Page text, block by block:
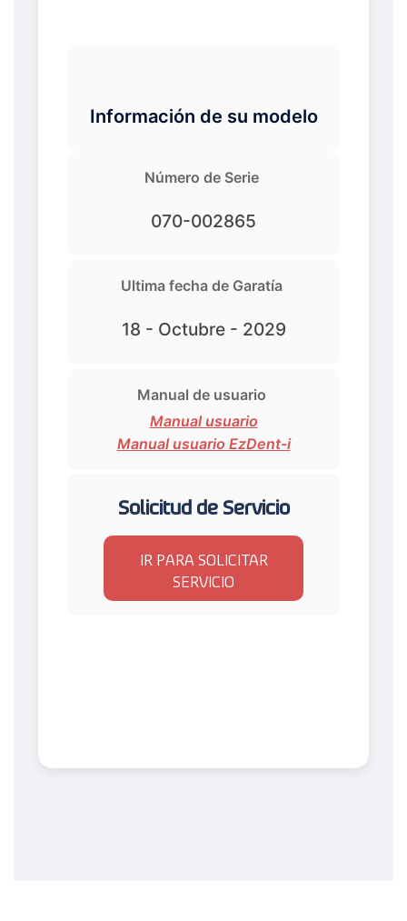
Información de su modelo
Número de Serie
070-002865
Ultima fecha de Garatía
18 - Octubre - 2029
Manual de usuario
Manual usuario
Manual usuario EzDent-i
Solicitud de Servicio
IR PARA SOLICITAR
SERVICIO